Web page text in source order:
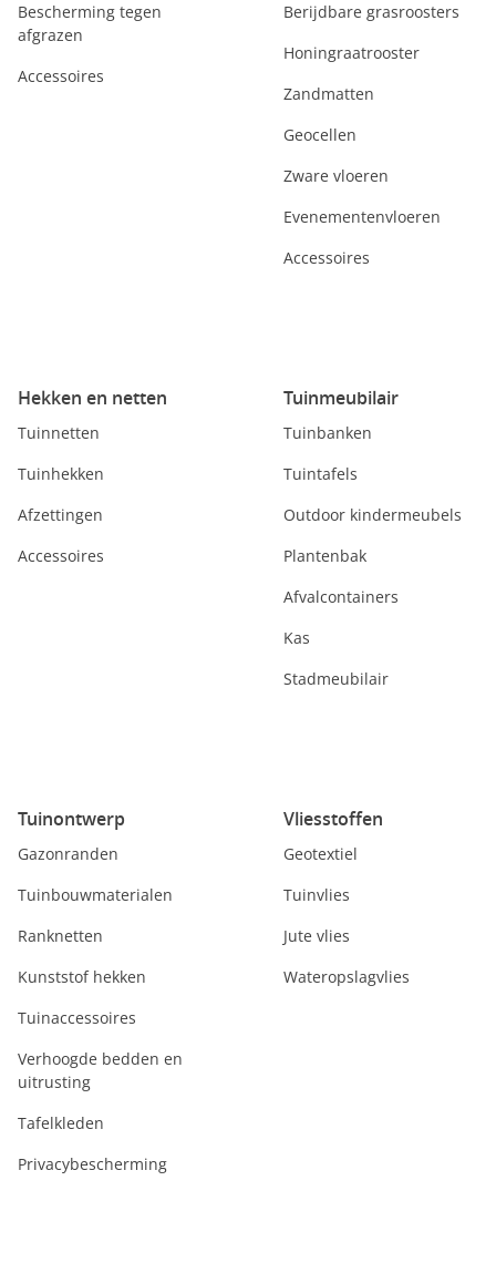
Bescherming tegen
afgrazen
Accessoires
Berijdbare grasroosters
Honingraatrooster
Zandmatten
Geocellen
Zware vloeren
Evenementenvloeren
Accessoires
Hekken en netten
Tuinnetten
Tuinhekken
Afzettingen
Accessoires
Tuinmeubilair
Tuinbanken
Tuintafels
Outdoor kindermeubels
Plantenbak
Afvalcontainers
Kas
Stadmeubilair
Tuinontwerp
Gazonranden
Tuinbouwmaterialen
Ranknetten
Kunststof hekken
Tuinaccessoires
Verhoogde bedden en
uitrusting
Tafelkleden
Privacybescherming
Vliesstoffen
Geotextiel
Tuinvlies
Jute vlies
Wateropslagvlies